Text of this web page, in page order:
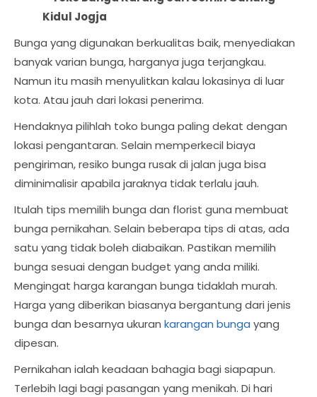
Kidul Jogja
Bunga yang digunakan berkualitas baik, menyediakan
banyak varian bunga, harganya juga terjangkau.
Namun itu masih menyulitkan kalau lokasinya di luar
kota. Atau jauh dari lokasi penerima.
Hendaknya pilihlah toko bunga paling dekat dengan
lokasi pengantaran. Selain memperkecil biaya
pengiriman, resiko bunga rusak di jalan juga bisa
diminimalisir apabila jaraknya tidak terlalu jauh.
Itulah tips memilih bunga dan florist guna membuat
bunga pernikahan. Selain beberapa tips di atas, ada
satu yang tidak boleh diabaikan. Pastikan memilih
bunga sesuai dengan budget yang anda miliki.
Mengingat harga karangan bunga tidaklah murah.
Harga yang diberikan biasanya bergantung dari jenis
bunga dan besarnya ukuran karangan bunga yang
dipesan.
Pernikahan ialah keadaan bahagia bagi siapapun.
Terlebih lagi bagi pasangan yang menikah. Di hari